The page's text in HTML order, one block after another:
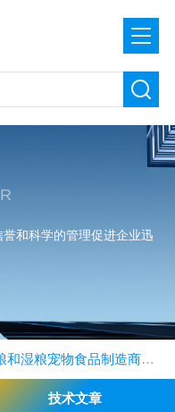
和科学的管理促进企业迅
粮宠物食品制造商的骨含量分析
技术文章